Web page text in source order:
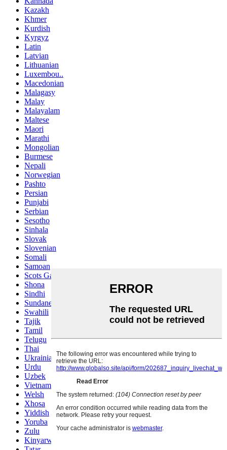
Kazakh
Khmer
Kurdish
Kyrgyz
Latin
Latvian
Lithuanian
Luxembou..
Macedonian
Malagasy
Malay
Malayalam
Maltese
Maori
Marathi
Mongolian
Burmese
Nepali
Norwegian
Pashto
Persian
Punjabi
Serbian
Sesotho
Sinhala
Slovak
Slovenian
Somali
Samoan
Scots Gaelic
Shona
Sindhi
Sundanese
Swahili
Tajik
Tamil
Telugu
Thai
Ukrainian
Urdu
Uzbek
Vietnamese
Welsh
Xhosa
Yiddish
Yoruba
Zulu
Kinyarwanda